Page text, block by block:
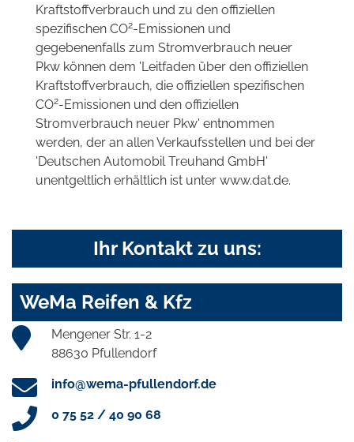
Kraftstoffverbrauch und zu den offiziellen
spezifischen CO2-Emissionen und
gegebenenfalls zum Stromverbrauch neuer
Pkw können dem 'Leitfaden über den offiziellen
Kraftstoffverbrauch, die offiziellen spezifischen
CO2-Emissionen und den offiziellen
Stromverbrauch neuer Pkw' entnommen
werden, der an allen Verkaufsstellen und bei der
'Deutschen Automobil Treuhand GmbH'
unentgeltlich erhältlich ist unter www.dat.de.
Ihr Kontakt zu uns:
WeMa Reifen & Kfz
Mengener Str. 1-2
88630 Pfullendorf
info@wema-pfullendorf.de
0 75 52 / 40 90 68